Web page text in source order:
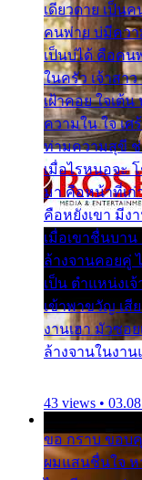
เดียวดาย เป็น
คนพ่าย บ่มีควา
เป็นบ่ได้ คือคน
ในครัว เจ้าสาว
เฝ้าคอย ใจเต้
ความใน ใจ เ
ท่ามความสุขี ช่
เมื่อไรหนอจะ
มา คือหน้าที่เก่
คือหยังเขา มีง
เมื่อเขาชื่นบา
ล้างจานคอยคู่
เป็น ตำแหน่งเ
เข้าพาขวัญ เสี
งานเฮา มัวซอ
ล้างจานในงาน
43 views •
ขอ กราบ ขอบ
ผมแสนชื่นใจ ห